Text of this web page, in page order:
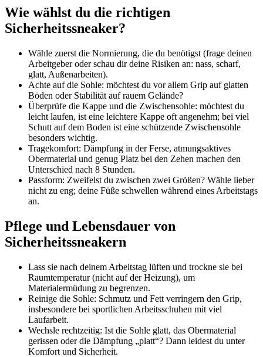
Wie wählst du die richtigen
Sicherheitssneaker?
Wähle zuerst die Normierung, die du benötigst (frage deinen
Arbeitgeber oder schau dir deine Risiken an: nass, scharf,
glatt, Außenarbeiten).
Achte auf die Sohle: möchtest du vor allem Grip auf glatten
Böden oder Stabilität auf rauem Gelände?
Überprüfe die Kappe und die Zwischensohle: möchtest du
leicht laufen, ist eine leichtere Kappe oft angenehm; bei viel
Schutt auf dem Boden ist eine schützende Zwischensohle
besonders wichtig.
Tragekomfort: Dämpfung in der Ferse, atmungsaktives
Obermaterial und genug Platz bei den Zehen machen den
Unterschied nach 8 Stunden.
Passform: Zweifelst du zwischen zwei Größen? Wähle lieber
nicht zu eng; deine Füße schwellen während eines Arbeitstags
an.
Pflege und Lebensdauer von
Sicherheitssneakern
Lass sie nach deinem Arbeitstag lüften und trockne sie bei
Raumtemperatur (nicht auf der Heizung), um
Materialermüdung zu begrenzen.
Reinige die Sohle: Schmutz und Fett verringern den Grip,
insbesondere bei sportlichen Arbeitsschuhen mit viel
Laufarbeit.
Wechsle rechtzeitig: Ist die Sohle glatt, das Obermaterial
gerissen oder die Dämpfung „platt“? Dann leidest du unter
Komfort und Sicherheit.